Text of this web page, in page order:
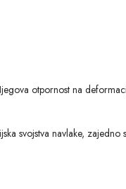
otpornost na
svojstva navlake,